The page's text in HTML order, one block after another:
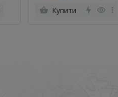
Купити